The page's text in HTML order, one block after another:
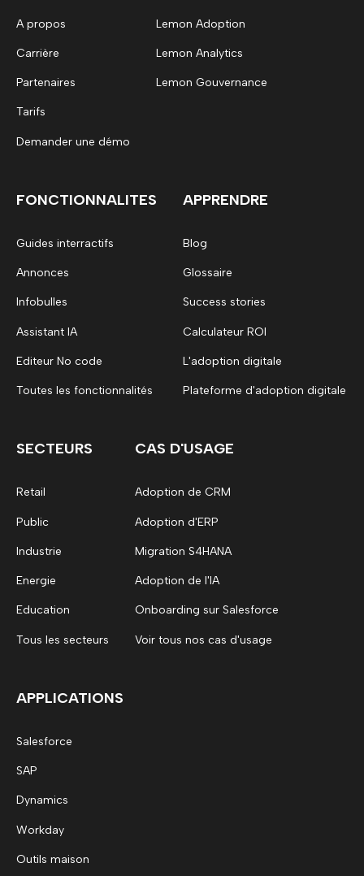
A propos
Carrière
Partenaires
Tarifs
Demander une démo
Lemon Adoption
Lemon Analytics
Lemon Gouvernance
FONCTIONNALITES
Guides interractifs
Annonces
Infobulles
Assistant IA
Editeur No code
Toutes les fonctionnalités
APPRENDRE
Blog
Glossaire
Success stories
Calculateur ROI
L'adoption digitale
Plateforme d'adoption digitale
SECTEURS
Retail
Public
Industrie
Energie
Education
Tous les secteurs
CAS D'USAGE
Adoption de CRM
Adoption d'ERP
Migration S4HANA
Adoption de l'IA
Onboarding sur Salesforce
Voir tous nos cas d'usage
APPLICATIONS
Salesforce
SAP
Dynamics
Workday
Outils maison